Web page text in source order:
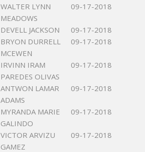
WALTER LYNN
MEADOWS
09-17-2018
DEVELL JACKSON
09-17-2018
BRYON DURRELL
MCEWEN
09-17-2018
IRVINN IRAM
PAREDES OLIVAS
09-17-2018
ANTWON LAMAR
ADAMS
09-17-2018
MYRANDA MARIE
GALINDO
09-17-2018
VICTOR ARVIZU
GAMEZ
09-17-2018